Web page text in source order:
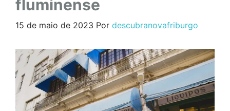
fluminense
15 de maio de 2023 Por descubranovafriburgo